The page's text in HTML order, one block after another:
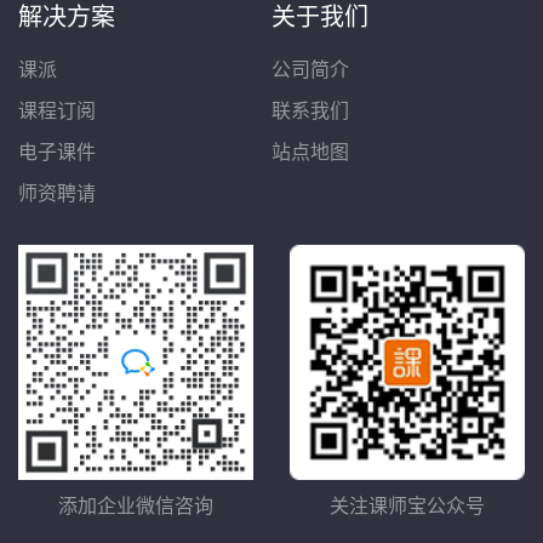
解决方案
课派
课程订阅
电子课件
师资聘请
关于我们
公司简介
联系我们
站点地图
添加企业微信咨询 关注课师宝公众号